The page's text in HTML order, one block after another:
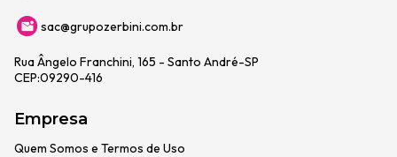
sac@grupozerbini.com.br
Rua Ângelo Franchini, 165 - Santo André-SP
CEP:09290-416
Empresa
Quem Somos e Termos de Uso